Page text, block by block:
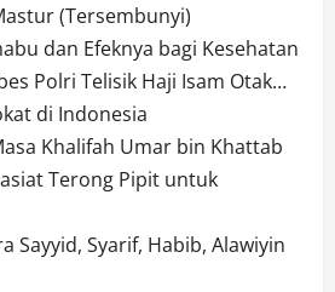
(Tersembunyi)
dan Efeknya bagi Kesehatan
Polri Telisik Haji Isam Otak…
di Indonesia
Khalifah Umar bin Khattab
Terong Pipit untuk
Sayyid, Syarif, Habib, Alawiyin